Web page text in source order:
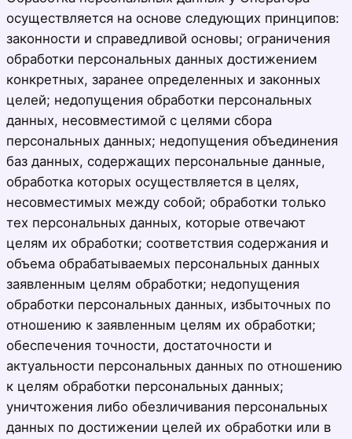
осуществляется на основе следующих принципов:
законности и справедливой основы; ограничения
обработки персональных данных достижением
конкретных, заранее определенных и законных
целей; недопущения обработки персональных
данных, несовместимой с целями сбора
персональных данных; недопущения объединения
баз данных, содержащих персональные данные,
обработка которых осуществляется в целях,
несовместимых между собой; обработки только
тех персональных данных, которые отвечают
целям их обработки; соответствия содержания и
объема обрабатываемых персональных данных
заявленным целям обработки; недопущения
обработки персональных данных, избыточных по
отношению к заявленным целям их обработки;
обеспечения точности, достаточности и
актуальности персональных данных по отношению
к целям обработки персональных данных;
уничтожения либо обезличивания персональных
данных по достижении целей их обработки или в